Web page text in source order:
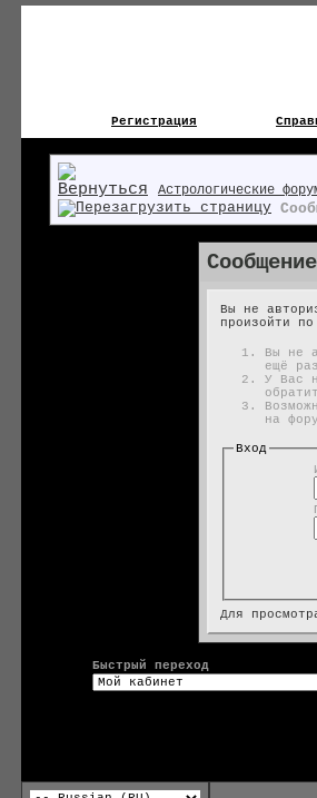
Регистрация
Астрологические
Вы не
произойти
Вы не
ещё
У Вас
на
Вход
Для
Быстрый переход